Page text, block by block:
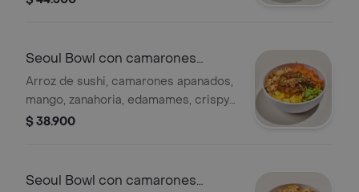
Seoul Bowl con camarones
apanados
Arroz de sushi, camarones apanados,
mango, zanahoria, edamames, crispy
wontons, furikake, salsa Korean BBQ.
$ 38.900
Seoul Bowl con camarones